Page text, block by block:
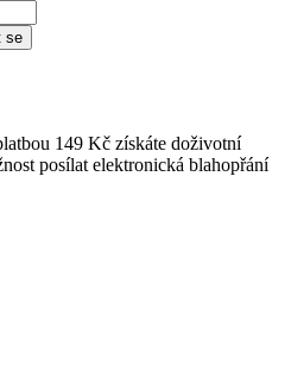
se
149 Kč získáte doživotní
posílat elektronická blahopřání